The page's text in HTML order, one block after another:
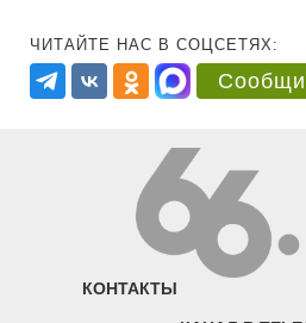
ЧИТАЙТЕ НАС В СОЦСЕТЯХ:
КОНТАКТЫ